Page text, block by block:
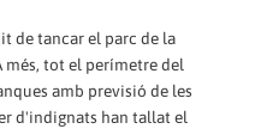
de tancar el parc de la
tot el perímetre del
amb previsió de les
d'indignats han tallat el